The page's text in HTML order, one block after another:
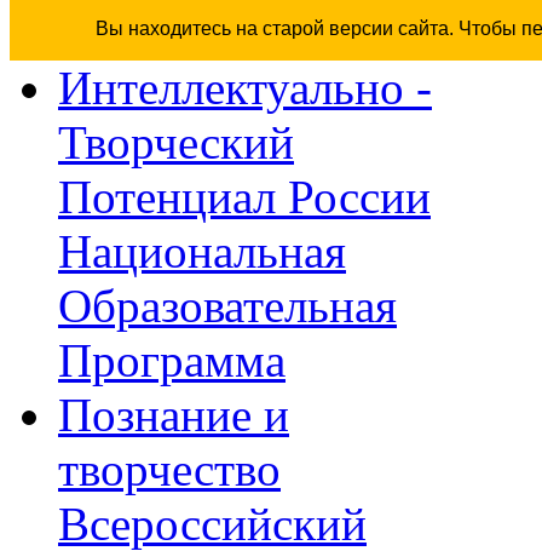
Вы находитесь на старой версии сайта. Чтобы
Интеллектуально -
Творческий
Потенциал России
Национальная
Образовательная
Программа
Познание и
творчество
Всероссийский